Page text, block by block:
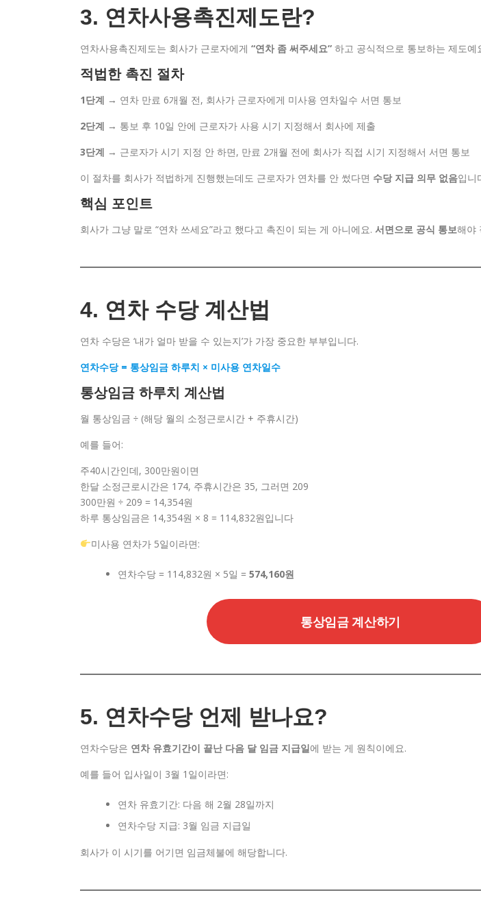
3. 연차사용촉진제도란?
연차사용촉진제도는 회사가 근로자에게 “연차 좀 써주세요” 하고 공식적으로 통보하는 제도예
적법한 촉진 절차
1단계 → 연차 만료 6개월 전, 회사가 근로자에게 미사용 연차일수 서면 통보
2단계 → 통보 후 10일 안에 근로자가 사용 시기 지정해서 회사에 제출
3단계 → 근로자가 시기 지정 안 하면, 만료 2개월 전에 회사가 직접 시기 지정해서 서면 통보
이 절차를 회사가 적법하게 진행했는데도 근로자가 연차를 안 썼다면 수당 지급 의무 없음입니
핵심 포인트
회사가 그냥 말로 “연차 쓰세요”라고 했다고 촉진이 되는 게 아니에요. 서면으로 공식 통보해야
4. 연차 수당 계산법
연차 수당은 ‘내가 얼마 받을 수 있는지’가 가장 중요한 부부입니다.
연차수당 = 통상임금 하루치 × 미사용 연차일수
통상임금 하루치 계산법
월 통상임금 ÷ (해당 월의 소정근로시간 + 주휴시간)
예를 들어:
주40시간인데, 300만원이면
한달 소정근로시간은 174, 주휴시간은 35, 그러면 209
300만원 ÷ 209 = 14,354원
하루 통상임금은 14,354원 × 8 = 114,832원입니다
미사용 연차가 5일이라면:
연차수당 = 114,832원 × 5일 = 574,160원
통상임금 계산하기
5. 연차수당 언제 받나요?
연차수당은 연차 유효기간이 끝난 다음 달 임금 지급일에 받는 게 원칙이에요.
예를 들어 입사일이 3월 1일이라면:
연차 유효기간: 다음 해 2월 28일까지
연차수당 지급: 3월 임금 지급일
회사가 이 시기를 어기면 임금체불에 해당합니다.